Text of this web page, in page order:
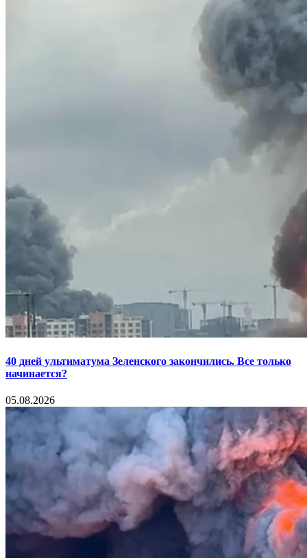
40 дней ультиматума Зеленского закончились. Все только
начинается?
05.08.2026